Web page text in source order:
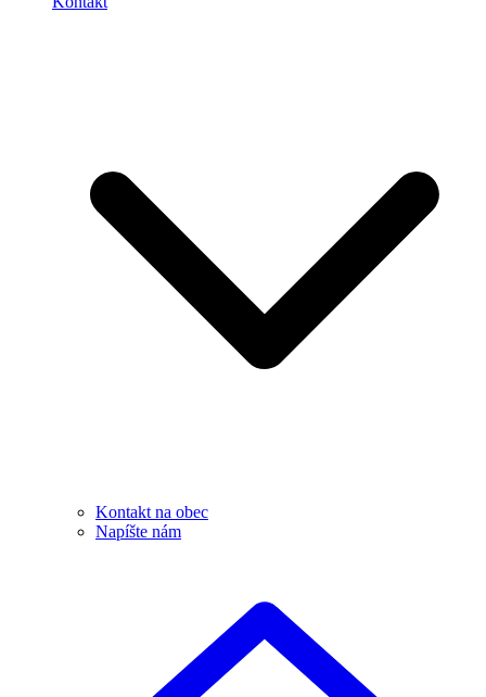
Kontakt na obec
Napíšte nám